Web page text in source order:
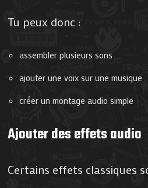
Tu peux donc :
assembler plusieurs sons
ajouter une voix sur une musique
créer un montage audio simple
Ajouter des effets audio
Certains effets classiques